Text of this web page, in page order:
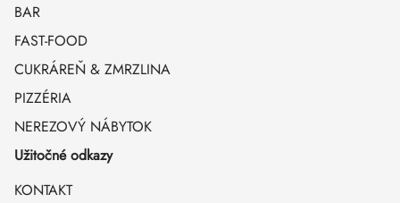
BAR
FAST-FOOD
CUKRÁREŇ & ZMRZLINA
PIZZÉRIA
NEREZOVÝ NÁBYTOK
Užitočné odkazy
KONTAKT